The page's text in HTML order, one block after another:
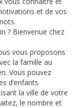
et de vos
? Bienvenue chez
vous proposons
la famille au
Vous pouvez
d’enfants
la ville de votre
le nombre et